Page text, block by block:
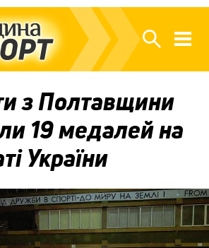
з Полтавщини
19 медалей на
України